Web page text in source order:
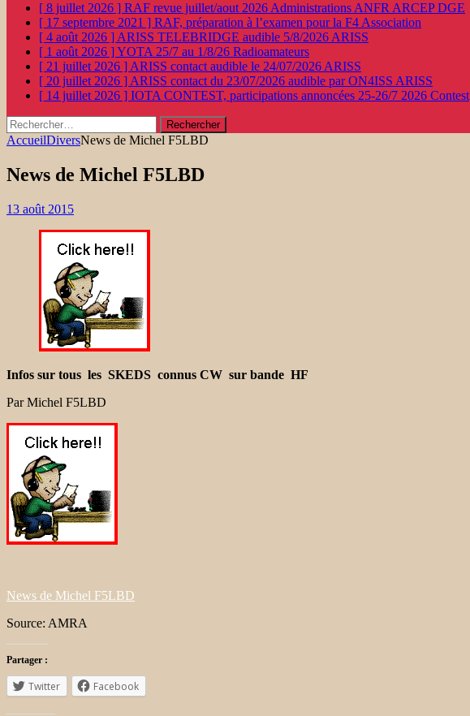
[ 8 juillet 2026 ] RAF revue juillet/aout 2026 Administrations ANFR ARCEP DGE
[ 17 septembre 2021 ] RAF, préparation à l’examen pour la F4 Association
[ 4 août 2026 ] ARISS TELEBRIDGE audible 5/8/2026 ARISS
[ 1 août 2026 ]YOTA 25/7 au 1/8/26 Radioamateurs
[ 21 juillet 2026 ] ARISS contact audible le 24/07/2026 ARISS
[ 20 juillet 2026 ] ARISS contact du 23/07/2026 audible par ON4ISS ARISS
[ 14 juillet 2026 ] IOTA CONTEST, participations annoncées 25-26/7 2026 Contest
Rechercher :
AccueilDiversNews de Michel F5LBD
News de Michel F5LBD
13 août 2015
Infos sur tous les SKEDS connus CW sur bande HF
Par Michel F5LBD
News de Michel F5LBD
Source: AMRA
Partager :
Twitter Facebook